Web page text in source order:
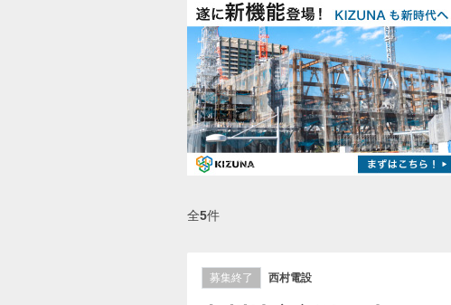
全5件
募集終了 西村電設